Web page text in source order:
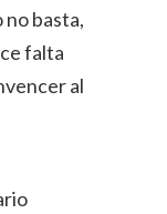
basta,
falta
al